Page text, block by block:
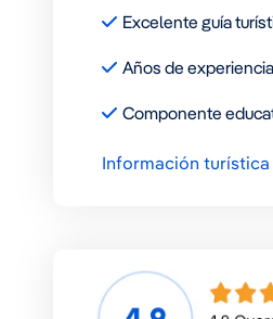
Excelente guía
Años de experiencia
Componente
Información